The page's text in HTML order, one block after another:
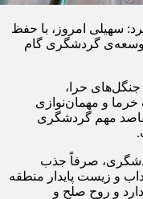
سهیلی امروز، با حفظ
گردشگری گام
جنگل‌های حرا ،
خرما و مهمان‌نوازی
مهم گردشگری
صرفاً جذب
و زیست پایدار منطقه
و روح صلح و